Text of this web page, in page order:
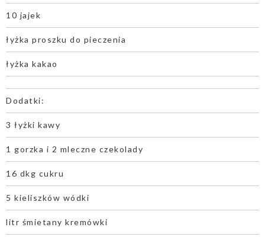
10 jajek
łyżka proszku do pieczenia
łyżka kakao
Dodatki:
3 łyżki kawy
1 gorzka i 2 mleczne czekolady
16 dkg cukru
5 kieliszków wódki
litr śmietany kremówki